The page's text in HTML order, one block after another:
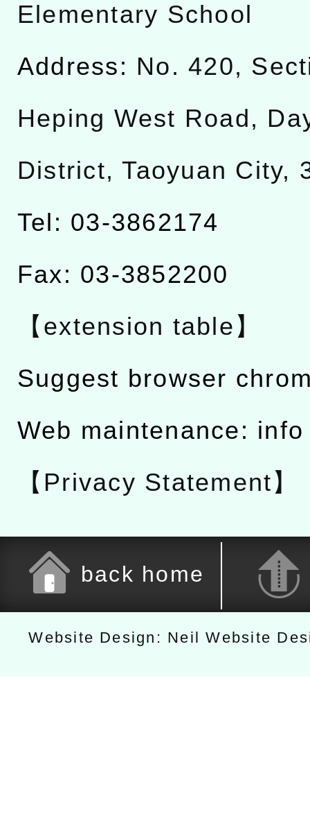
Elementary School
Address: No. 420,
Heping West Road,
District, Taoyuan City,
Tel: 03-3862174
Fax: 03-3852200
【extension table】
Suggest browser
Web maintenance:
【Privacy Statement】
back home
Website Design: Neil Website